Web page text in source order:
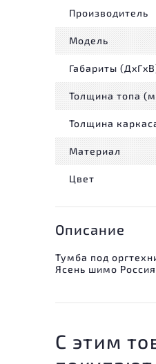
Производитель
Модель
Габариты
Толщина топа
Толщина
Материал
Цвет
Описание
Тумба под
Ясень шимо Россия
С этим